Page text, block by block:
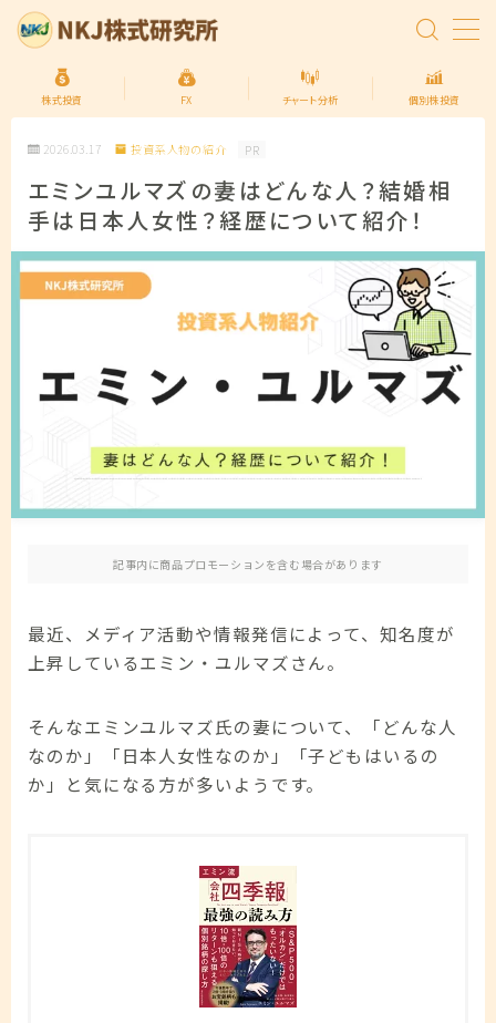
MENU
トップページ
株式投資の始め方
FXの始め方
投資信託
プライバシーポリシー
株式投資 FX チャート分析 個別株投資
2026.03.17 投資系人物の紹介 PR
エミンユルマズの妻はどんな人？結婚相
手は日本人女性？経歴について紹介！
記事内に商品プロモーションを含む場合があります
最近、メディア活動や情報発信によって、知名度が
上昇しているエミン・ユルマズさん。
そんなエミンユルマズ氏の妻について、「どんな人
なのか」「日本人女性なのか」「子どもはいるの
か」と気になる方が多いようです。